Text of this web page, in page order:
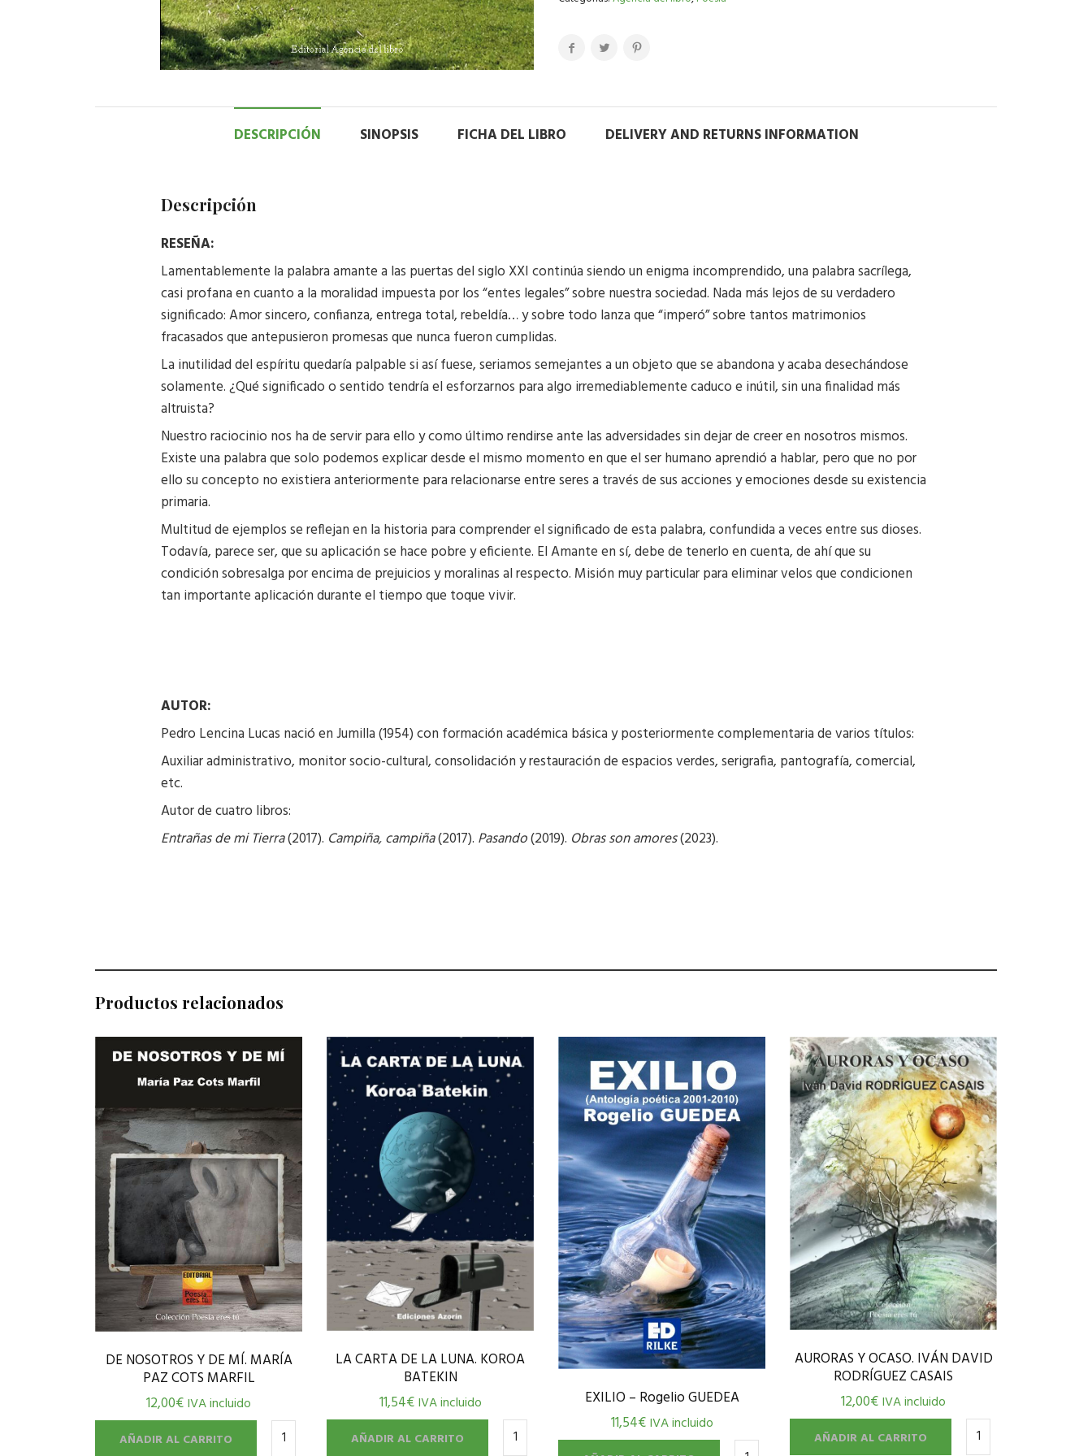
DESCRIPCIÓN SINOPSIS FICHA DEL LIBRO DELIVERY AND RETURNS INFORMATION
Descripción
RESEÑA:
Lamentablemente la palabra amante a las puertas del siglo XXI continúa siendo un enigma incomprendido, una palabra sacrílega,
casi profana en cuanto a la moralidad impuesta por los “entes legales” sobre nuestra sociedad. Nada más lejos de su verdadero
significado: Amor sincero, confianza, entrega total, rebeldía… y sobre todo lanza que “imperó” sobre tantos matrimonios
fracasados que antepusieron promesas que nunca fueron cumplidas.
La inutilidad del espíritu quedaría palpable si así fuese, seriamos semejantes a un objeto que se abandona y acaba desechándose
solamente. ¿Qué significado o sentido tendría el esforzarnos para algo irremediablemente caduco e inútil, sin una finalidad más
altruista?
Nuestro raciocinio nos ha de servir para ello y como último rendirse ante las adversidades sin dejar de creer en nosotros mismos.
Existe una palabra que solo podemos explicar desde el mismo momento en que el ser humano aprendió a hablar, pero que no por
ello su concepto no existiera anteriormente para relacionarse entre seres a través de sus acciones y emociones desde su existencia
primaria.
Multitud de ejemplos se reflejan en la historia para comprender el significado de esta palabra, confundida a veces entre sus dioses.
Todavía, parece ser, que su aplicación se hace pobre y eficiente. El Amante en sí, debe de tenerlo en cuenta, de ahí que su
condición sobresalga por encima de prejuicios y moralinas al respecto. Misión muy particular para eliminar velos que condicionen
tan importante aplicación durante el tiempo que toque vivir.
AUTOR:
Pedro Lencina Lucas nació en Jumilla (1954) con formación académica básica y posteriormente complementaria de varios títulos:
Auxiliar administrativo, monitor socio-cultural, consolidación y restauración de espacios verdes, serigrafia, pantografía, comercial,
etc.
Autor de cuatro libros:
Entrañas de mi Tierra(2017). Campiña, campiña(2017). Pasando(2019). Obras son amores(2023).
Productos relacionados
DE NOSOTROS Y DE MÍ. MARÍA
PAZ COTS MARFIL
12,00€IVA incluido
AÑADIR AL CARRITO
LA CARTA DE LA LUNA. KOROA
BATEKIN
11,54€ IVA incluido
AÑADIR AL CARRITO
EXILIO – Rogelio GUEDEA
11,54€ IVA incluido
AURORAS Y OCASO. IVÁN DAVID
RODRÍGUEZ CASAIS
12,00€IVA incluido
AÑADIR AL CARRITO